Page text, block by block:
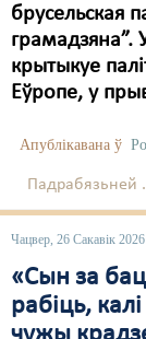
брусельская
грамадзяна”.
крытыкуе
Еўропе, у
Апублікавана ў
Падрабязьней
Чацвер, 26 Сакавік 2026
«Сын за
рабіць,